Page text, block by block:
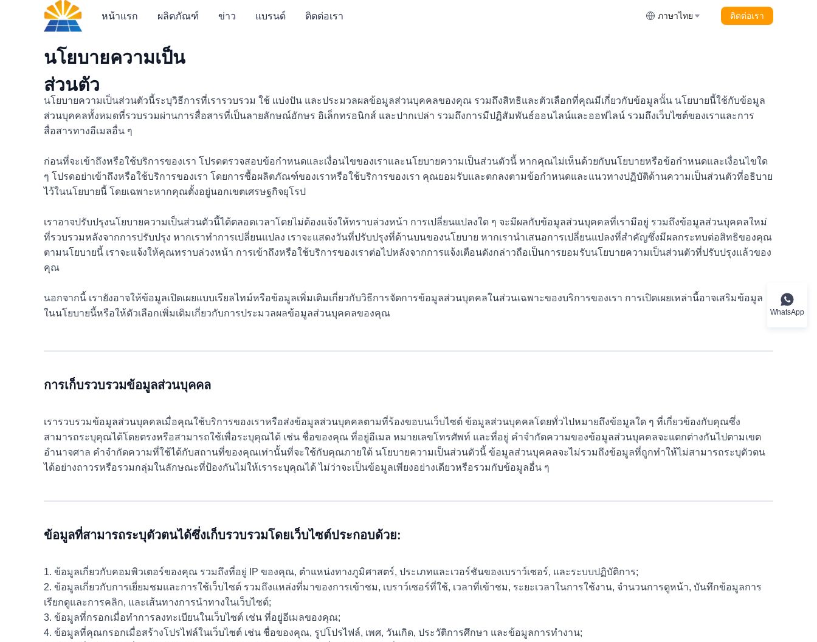
หน้าแรก ผลิตภัณฑ์ ข่าว แบรนด์ ติดต่อเรา ภาษาไทย ติดต่อเรา
นโยบายความเป็น
ส่วนตัว
นโยบายความเป็นส่วนตัวนี้ระบุวิธีการที่เรารวบรวม ใช้ แบ่งปัน และประมวลผลข้อมูลส่วนบุคคลของคุณ รวมถึงสิทธิและตัวเลือกที่คุณมีเกี่ยวกับข้อมูลนั้น นโยบายนี้ใช้กับข้อมูล
ส่วนบุคคลทั้งหมดที่รวบรวมผ่านการสื่อสารที่เป็นลายลักษณ์อักษร อิเล็กทรอนิกส์ และปากเปล่า รวมถึงการมีปฏิสัมพันธ์ออนไลน์และออฟไลน์ รวมถึงเว็บไซต์ของเราและการ
สื่อสารทางอีเมลอื่น ๆ
ก่อนที่จะเข้าถึงหรือใช้บริการของเรา โปรดตรวจสอบข้อกำหนดและเงื่อนไขของเราและนโยบายความเป็นส่วนตัวนี้ หากคุณไม่เห็นด้วยกับนโยบายหรือข้อกำหนดและเงื่อนไขใด
ๆ โปรดอย่าเข้าถึงหรือใช้บริการของเรา โดยการซื้อผลิตภัณฑ์ของเราหรือใช้บริการของเรา คุณยอมรับและตกลงตามข้อกำหนดและแนวทางปฏิบัติด้านความเป็นส่วนตัวที่อธิบาย
ไว้ในนโยบายนี้ โดยเฉพาะหากคุณตั้งอยู่นอกเขตเศรษฐกิจยุโรป
เราอาจปรับปรุงนโยบายความเป็นส่วนตัวนี้ได้ตลอดเวลาโดยไม่ต้องแจ้งให้ทราบล่วงหน้า การเปลี่ยนแปลงใด ๆ จะมีผลกับข้อมูลส่วนบุคคลที่เรามีอยู่ รวมถึงข้อมูลส่วนบุคคลใหม่
ที่รวบรวมหลังจากการปรับปรุง หากเราทำการเปลี่ยนแปลง เราจะแสดงวันที่ปรับปรุงที่ด้านบนของนโยบาย หากเรานำเสนอการเปลี่ยนแปลงที่สำคัญซึ่งมีผลกระทบต่อสิทธิของคุณ
ตามนโยบายนี้ เราจะแจ้งให้คุณทราบล่วงหน้า การเข้าถึงหรือใช้บริการของเราต่อไปหลังจากการแจ้งเตือนดังกล่าวถือเป็นการยอมรับนโยบายความเป็นส่วนตัวที่ปรับปรุงแล้วของ
คุณ
นอกจากนี้ เรายังอาจให้ข้อมูลเปิดเผยแบบเรียลไทม์หรือข้อมูลเพิ่มเติมเกี่ยวกับวิธีการจัดการข้อมูลส่วนบุคคลในส่วนเฉพาะของบริการของเรา การเปิดเผยเหล่านี้อาจเสริมข้อมูล
ในนโยบายนี้หรือให้ตัวเลือกเพิ่มเติมเกี่ยวกับการประมวลผลข้อมูลส่วนบุคคลของคุณ
เรารวบรวมข้อมูลส่วนบุคคลเมื่อคุณใช้บริการของเราหรือส่งข้อมูลส่วนบุคคลตามที่ร้องขอบนเว็บไซต์ ข้อมูลส่วนบุคคลโดยทั่วไปหมายถึงข้อมูลใด ๆ ที่เกี่ยวข้องกับคุณซึ่ง
สามารถระบุคุณได้โดยตรงหรือสามารถใช้เพื่อระบุคุณได้ เช่น ชื่อของคุณ ที่อยู่อีเมล หมายเลขโทรศัพท์ และที่อยู่ คำจำกัดความของข้อมูลส่วนบุคคลจะแตกต่างกันไปตามเขต
อำนาจศาล คำจำกัดความที่ใช้ได้กับสถานที่ของคุณเท่านั้นที่จะใช้กับคุณภายใต้ นโยบายความเป็นส่วนตัวนี้ ข้อมูลส่วนบุคคลจะไม่รวมถึงข้อมูลที่ถูกทำให้ไม่สามารถระบุตัวตน
ได้อย่างถาวรหรือรวมกลุ่มในลักษณะที่ป้องกันไม่ให้เราระบุคุณได้ ไม่ว่าจะเป็นข้อมูลเพียงอย่างเดียวหรือรวมกับข้อมูลอื่น ๆ
ข้อมูลที่สามารถระบุตัวตนได้ซึ่งเก็บรวบรวมโดยเว็บไซต์ประกอบด้วย:
1. ข้อมูลเกี่ยวกับคอมพิวเตอร์ของคุณ รวมถึงที่อยู่ IP ของคุณ, ตำแหน่งทางภูมิศาสตร์, ประเภทและเวอร์ชันของเบราว์เซอร์, และระบบปฏิบัติการ;
2. ข้อมูลเกี่ยวกับการเยี่ยมชมและการใช้เว็บไซต์ รวมถึงแหล่งที่มาของการเข้าชม, เบราว์เซอร์ที่ใช้, เวลาที่เข้าชม, ระยะเวลาในการใช้งาน, จำนวนการดูหน้า, บันทึกข้อมูลการ
เรียกดูและการคลิก, และเส้นทางการนำทางในเว็บไซต์;
3. ข้อมูลที่กรอกเมื่อทำการลงทะเบียนในเว็บไซต์ เช่น ที่อยู่อีเมลของคุณ;
4. ข้อมูลที่คุณกรอกเมื่อสร้างโปรไฟล์ในเว็บไซต์ เช่น ชื่อของคุณ, รูปโปรไฟล์, เพศ, วันเกิด, ประวัติการศึกษา และข้อมูลการทำงาน;
การเก็บรวบรวมข้อมูลส่วนบุคคล
WhatsApp